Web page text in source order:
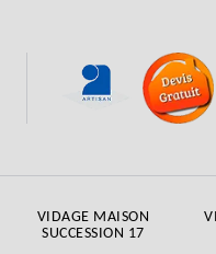
VIDAGE MAISON
SUCCESSION 17